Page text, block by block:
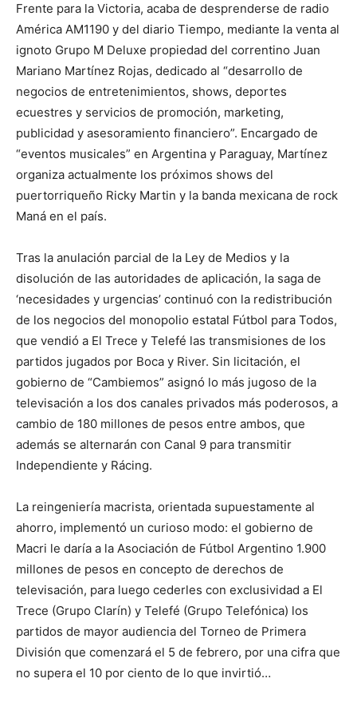
Frente para la Victoria, acaba de desprenderse de radio
América AM1190 y del diario Tiempo, mediante la venta al
ignoto Grupo M Deluxe propiedad del correntino Juan
Mariano Martínez Rojas, dedicado al “desarrollo de
negocios de entretenimientos, shows, deportes
ecuestres y servicios de promoción, marketing,
publicidad y asesoramiento financiero”. Encargado de
“eventos musicales” en Argentina y Paraguay, Martínez
organiza actualmente los próximos shows del
puertorriqueño Ricky Martin y la banda mexicana de rock
Maná en el país.
Tras la anulación parcial de la Ley de Medios y la
disolución de las autoridades de aplicación, la saga de
‘necesidades y urgencias’ continuó con la redistribución
de los negocios del monopolio estatal Fútbol para Todos,
que vendió a El Trece y Telefé las transmisiones de los
partidos jugados por Boca y River. Sin licitación, el
gobierno de “Cambiemos” asignó lo más jugoso de la
televisación a los dos canales privados más poderosos, a
cambio de 180 millones de pesos entre ambos, que
además se alternarán con Canal 9 para transmitir
Independiente y Rácing.
La reingeniería macrista, orientada supuestamente al
ahorro, implementó un curioso modo: el gobierno de
Macri le daría a la Asociación de Fútbol Argentino 1.900
millones de pesos en concepto de derechos de
televisación, para luego cederles con exclusividad a El
Trece (Grupo Clarín) y Telefé (Grupo Telefónica) los
partidos de mayor audiencia del Torneo de Primera
División que comenzará el 5 de febrero, por una cifra que
no supera el 10 por ciento de lo que invirtió…